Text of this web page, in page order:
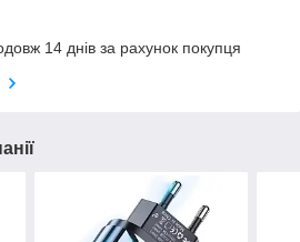
14 днів за рахунок покупця